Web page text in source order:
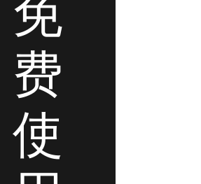
费
使